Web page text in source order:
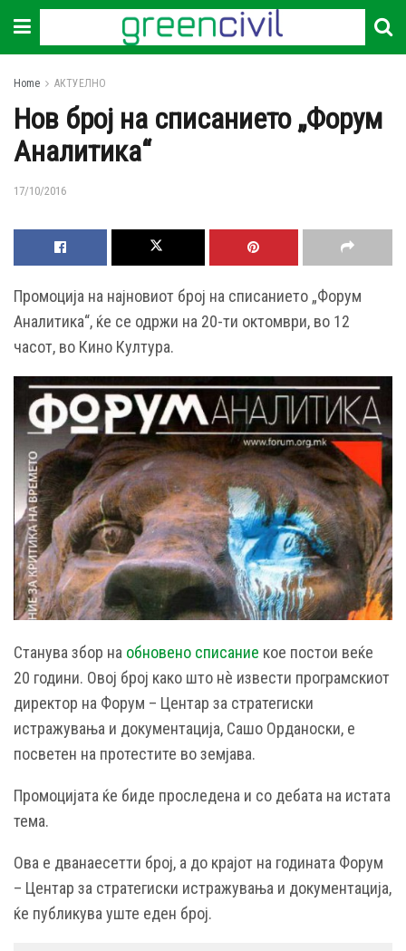
Home АКТУЕЛНО
Нов број на списанието „Форум
Аналитика“
17/10/2016
Промоција на најновиот број на списанието „Форум
Аналитика“, ќе се одржи на 20-ти октомври, во 12
часот, во Кино Култура.
Станува збор на обновено списание кое постои веќе
20 години. Овој број како што нè извести програмскиот
директор на Форум – Центар за стратегиски
истражувања и документација, Сашо Орданоски, е
посветен на протестите во земјава.
Промоцијата ќе биде проследена и со дебата на истата
тема.
Ова е дванаесетти број, а до крајот на годината Форум
– Центар за стратегиски истражувања и документација,
ќе публикува уште еден број.